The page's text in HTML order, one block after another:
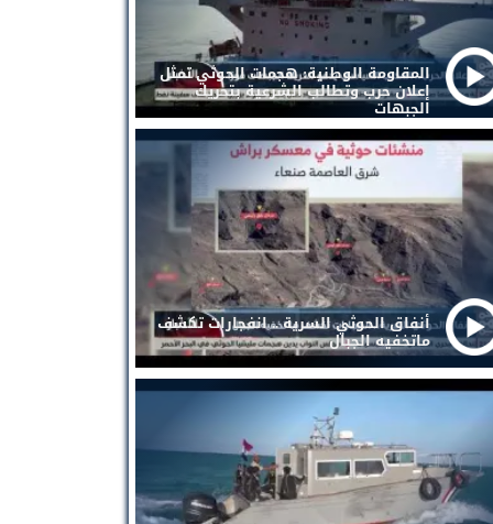
المقاومة الوطنية: هجمات الحوثي تمثل
إعلان حرب وتطالب الشرعية بتحريك
الجبهات
أنفاق الحوثي السرية .. انفجارات تكشف
ماتخفيه الجبال